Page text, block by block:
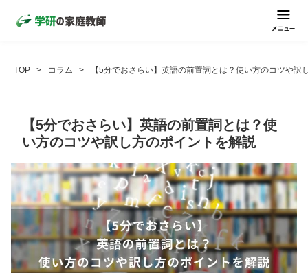
TOP コラム 【5分でおさらい】英語の前置詞とは？使い方のコツや訳
【5分でおさらい】英語の前置詞とは？使
い方のコツや訳し方のポイントを解説